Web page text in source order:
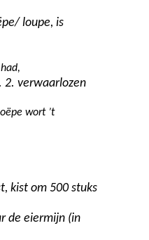
loupe, is
2. verwaarlozen
wort ’t
kist om 500 stuks
de eiermijn (in